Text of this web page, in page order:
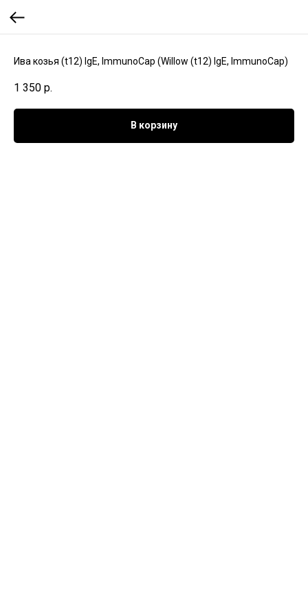
Ива козья (t12) IgE, ImmunoCap (Willow (t12) IgE, ImmunoCap)
1 350 р.
В корзину